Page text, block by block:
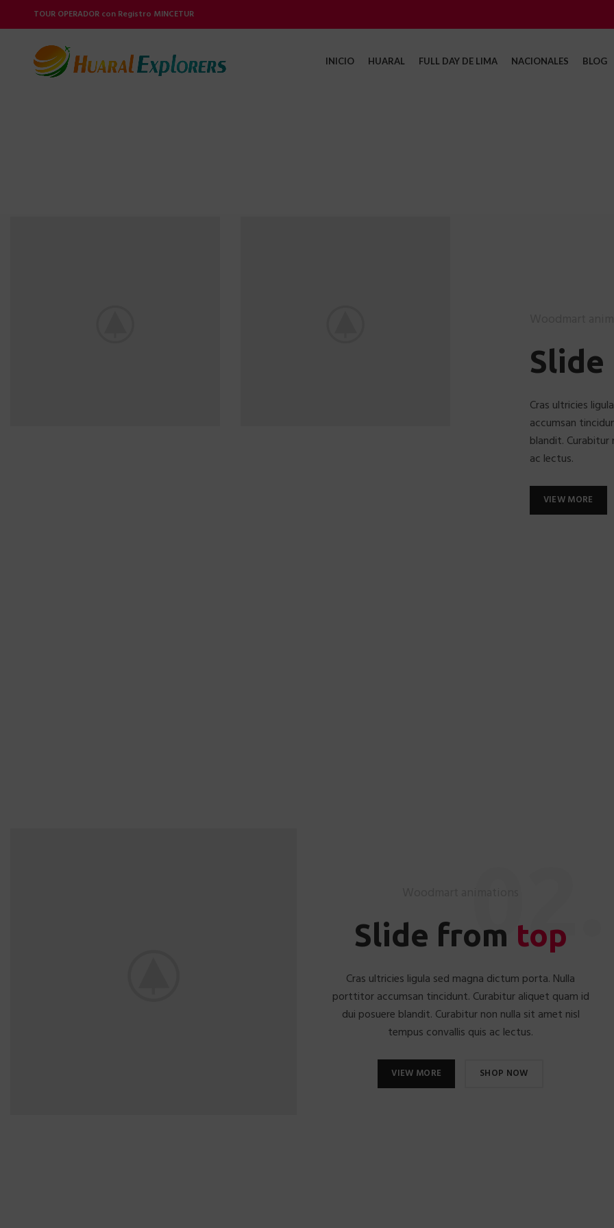
TOUR OPERADOR con Registro MINCETUR
INICIO HUARAL FULL DAY DE LIMA NACIONALES BLOG
Cras ultricies
accumsan
blandit. Curabitur
ac lectus.
VIEW MORE
02.
Slide from top
Cras ultricies ligula sed magna dictum porta. Nulla
porttitor accumsan tincidunt. Curabitur aliquet quam id
dui posuere blandit. Curabitur non nulla sit amet nisl
tempus convallis quis ac lectus.
VIEW MORE SHOP NOW